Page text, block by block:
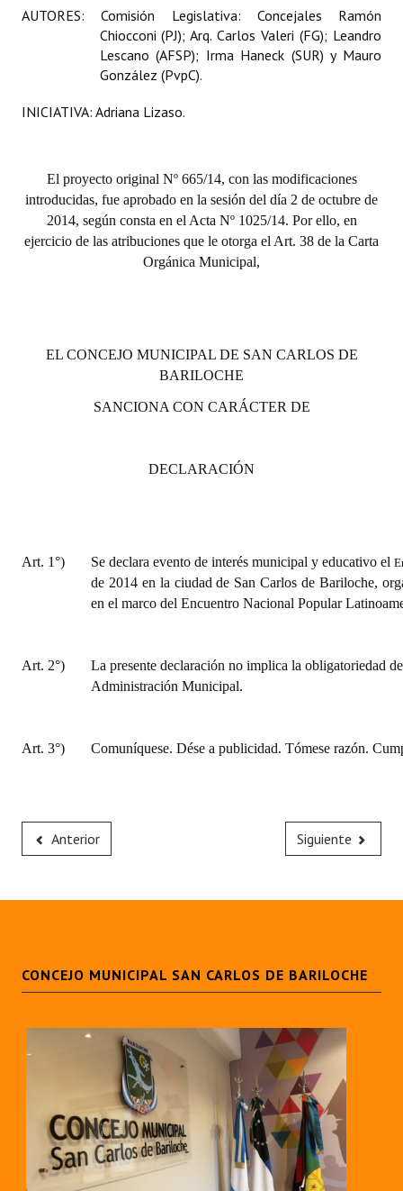
AUTORES: Comisión Legislativa: Concejales Ramón
Chiocconi (PJ); Arq. Carlos Valeri (FG); Leandro
Lescano (AFSP); Irma Haneck (SUR) y Mauro
González (PvpC).
INICIATIVA: Adriana Lizaso.
El proyecto original Nº 665/14, con las modificaciones
introducidas, fue aprobado en la sesión del día 2 de octubre de
2014, según consta en el Acta Nº 1025/14. Por ello, en
ejercicio de las atribuciones que le otorga el Art. 38 de la Carta
Orgánica Municipal,
EL CONCEJO MUNICIPAL DE SAN CARLOS DE
BARILOCHE
SANCIONA CON CARÁCTER DE
DECLARACIÓN
Art. 1°) Se declara evento de interés municipal y educativo el
de 2014 en la ciudad de San Carlos de Bariloche,
en el marco del Encuentro Nacional Popular
Art. 2°)
La presente declaración no implica la obligatoriedad
Administración Municipal.
Art. 3°) Comuníquese. Dése a publicidad. Tómese razón.
Anterior Siguiente
CONCEJO MUNICIPAL SAN CARLOS DE BARILOCHE